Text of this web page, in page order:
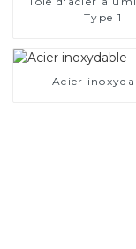
Type 1
Acier